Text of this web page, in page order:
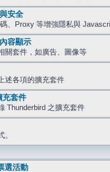
安全
、Proxy 等增強隱私與
容顯示
關套件，如廣告、圖像等
述各項的擴充套件
套件
Thunderbird 之擴充套件
。
選活動